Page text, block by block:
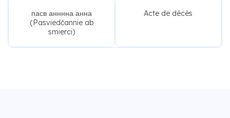
пасв анннна анна
(Pasviedčannie ab
smierci)
Acte de décès